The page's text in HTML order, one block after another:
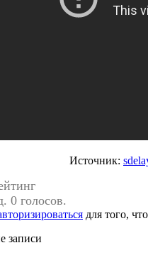
Источник:
0 голосов.
для того,
записи